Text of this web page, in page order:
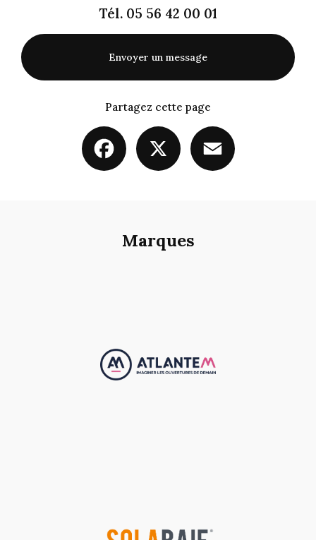
Tél. 05 56 42 00 01
Envoyer un message
Partagez cette page
Facebook
Marques